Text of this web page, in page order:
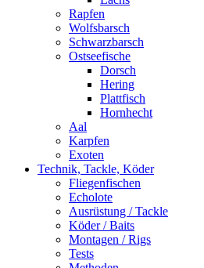
Rapfen
Wolfsbarsch
Schwarzbarsch
Ostseefische
Dorsch
Hering
Plattfisch
Hornhecht
Aal
Karpfen
Exoten
Technik, Tackle, Köder
Fliegenfischen
Echolote
Ausrüstung / Tackle
Köder / Baits
Montagen / Rigs
Tests